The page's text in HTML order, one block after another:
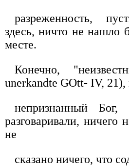
разреженность,
здесь, ничто не нашло
месте.
Конечно,
unerkandte GOtt- IV,
непризнанный
разговаривали, ничего
не
сказано ничего, что